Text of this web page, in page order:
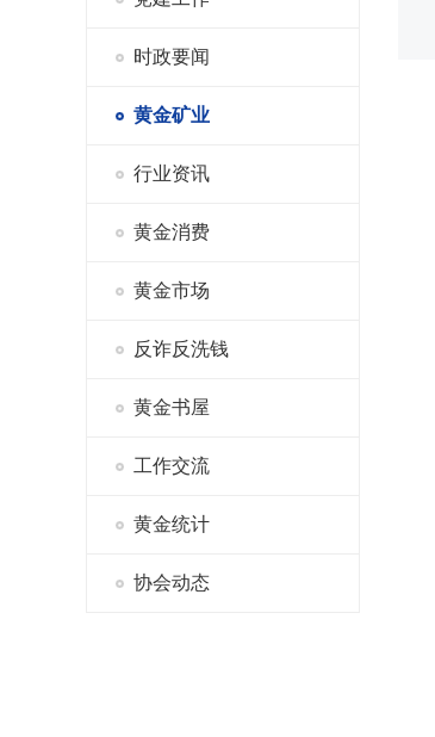
时政要闻
黄金矿业
行业资讯
黄金消费
黄金市场
反诈反洗钱
黄金书屋
工作交流
黄金统计
协会动态